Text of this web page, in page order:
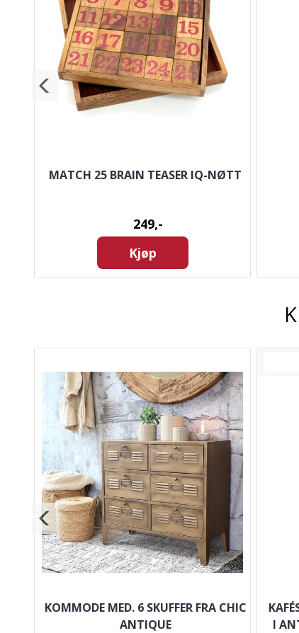
MATCH 25 BRAIN TEASER IQ-NØTT
249,-
Kjøp
KOMMODE MED. 6 SKUFFER FRA CHIC
ANTIQUE
I